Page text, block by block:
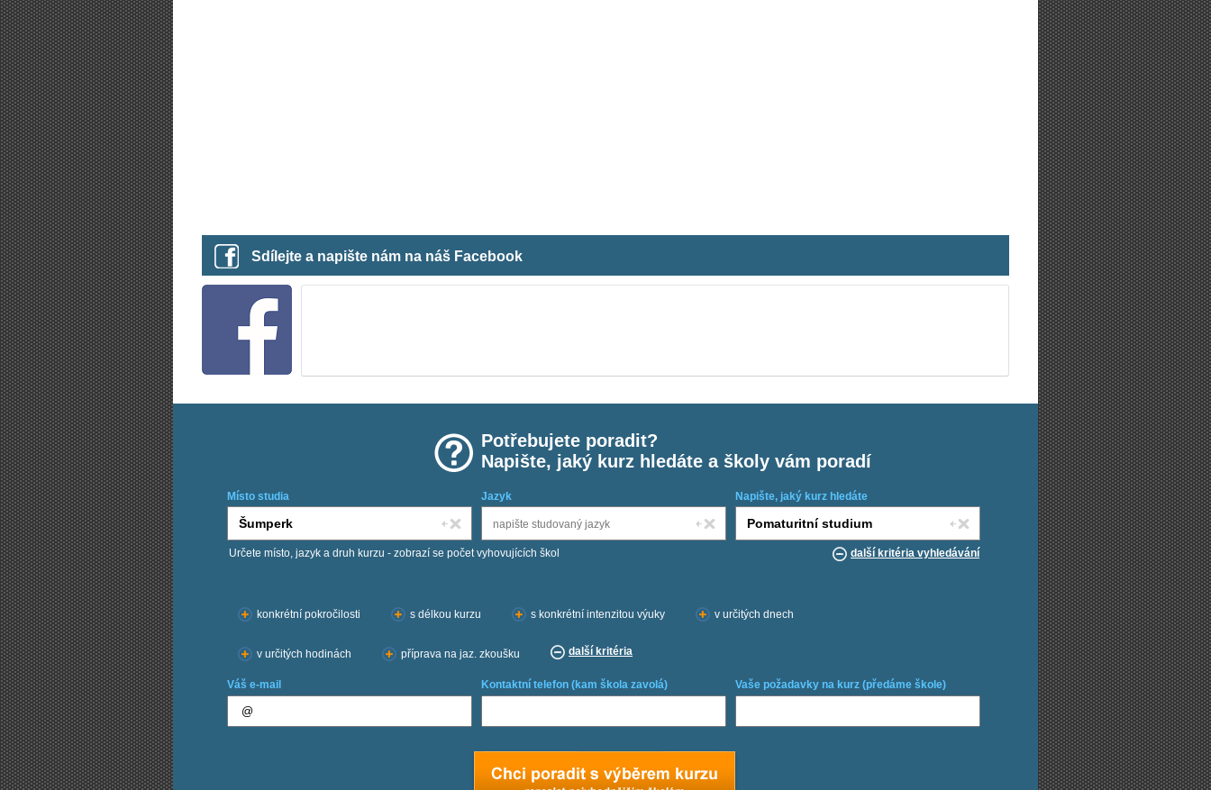
Sdílejte a napište nám na náš Facebook
Potřebujete poradit?
Napište, jaký kurz hledáte a školy vám poradí
Místo studia Jazyk Napište, jaký kurz hledáte
Určete místo, jazyk a druh kurzu - zobrazí se počet vyhovujících škol další kritéria vyhledávání
konkrétní pokročilosti
s délkou kurzu s konkrétní intenzitou výuky v určitých dnech
v určitých hodinách příprava na jaz. zkoušku další kritéria
Váš e-mail Kontaktní telefon (kam škola zavolá) Vaše požadavky na kurz (předáme škole)